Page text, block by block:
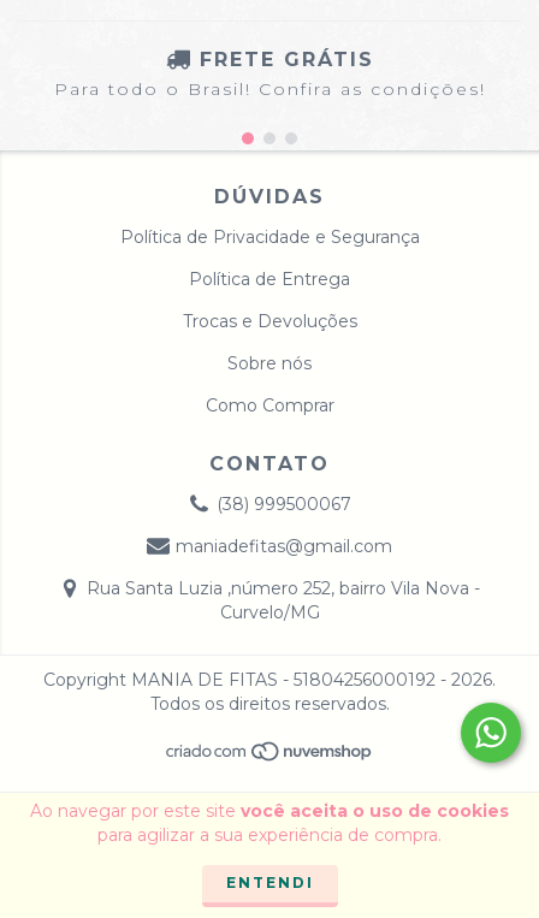
Ao navegar por este site você aceita o uso de cookies
para agilizar a sua experiência de compra.
ENTENDI
FRETE GRÁTIS
Para todo o Brasil! Confira as condições!
DÚVIDAS
Política de Privacidade e Segurança
Política de Entrega
Trocas e Devoluções
Sobre nós
Como Comprar
CONTATO
(38) 999500067
maniadefitas@gmail.com
Rua Santa Luzia ,número 252, bairro Vila Nova -
Curvelo/MG
Copyright MANIA DE FITAS - 51804256000192 - 2026.
Todos os direitos reservados.